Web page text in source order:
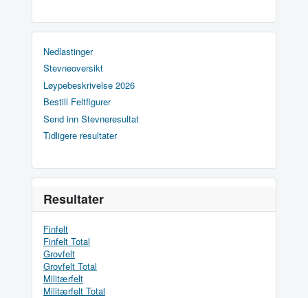
Nedlastinger
Stevneoversikt
Løypebeskrivelse 2026
Bestill Feltfigurer
Send inn Stevneresultat
Tidligere resultater
Resultater
Finfelt
Finfelt Total
Grovfelt
Grovfelt Total
Militærfelt
Militærfelt Total